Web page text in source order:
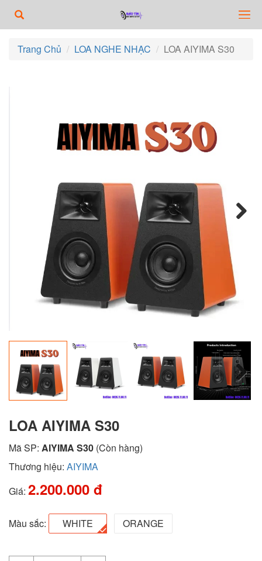
Trang Chủ LOA NGHE NHẠC LOA AIYIMA S30
Next
LOA AIYIMA S30
Mã SP: AIYIMA S30 (Còn hàng)
Thương hiệu: AIYIMA
Giá: 2.200.000 đ
Màu sắc: WHITE ORANGE